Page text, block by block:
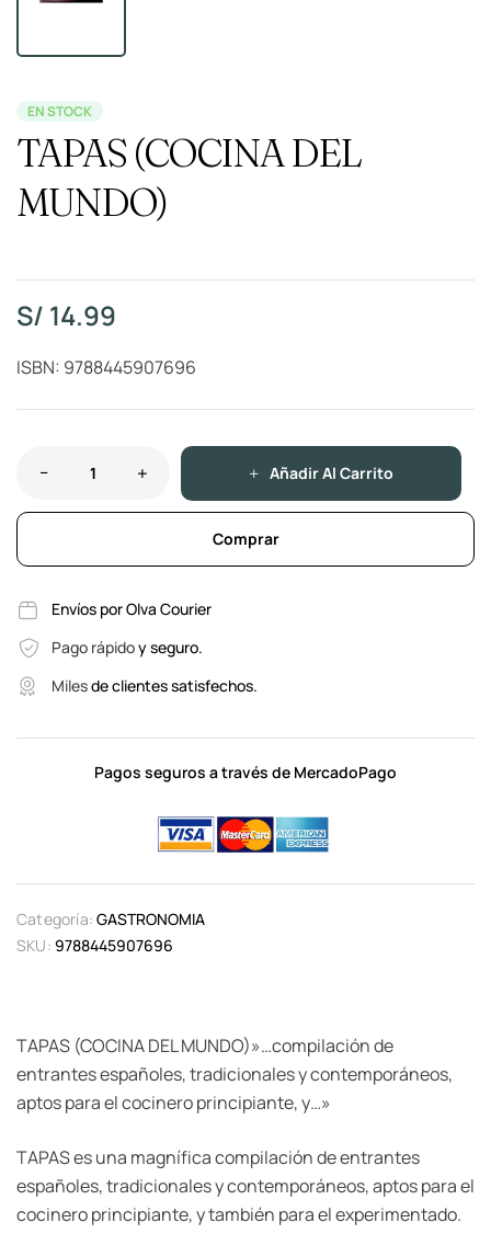
EN STOCK
TAPAS (COCINA DEL
MUNDO)
S/ 14.99
ISBN: 9788445907696
Añadir Al Carrito
Comprar
Envíos por Olva Courier
Pago rápidoy seguro.
Milesde clientes satisfechos.
Pagos seguros a través de MercadoPago
Categoría: GASTRONOMIA
SKU: 9788445907696
TAPAS (COCINA DEL MUNDO)»…compilación de
entrantes españoles, tradicionales y contemporáneos,
aptos para el cocinero principiante, y…»
TAPAS es una magnífica compilación de entrantes
españoles, tradicionales y contemporáneos, aptos para el
cocinero principiante, y también para el experimentado.